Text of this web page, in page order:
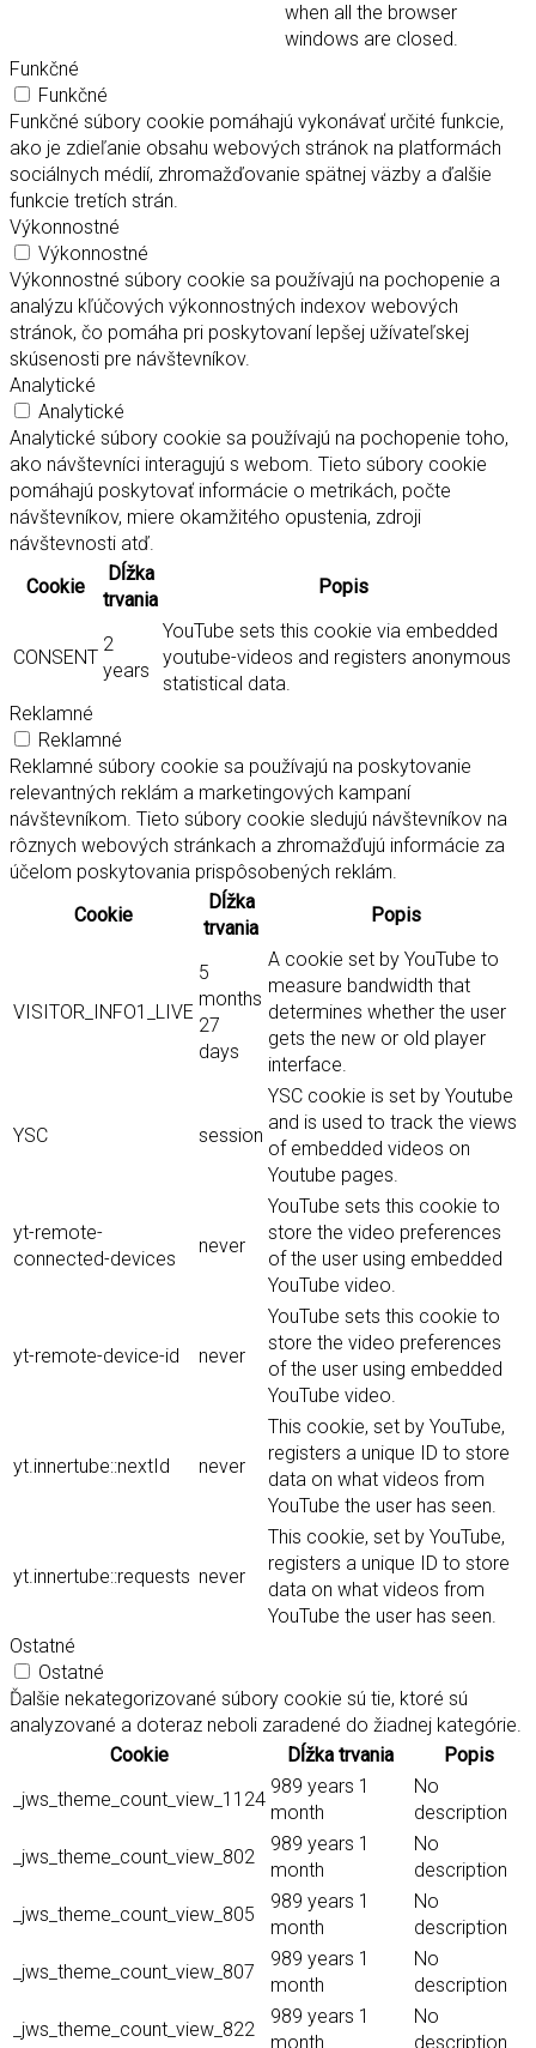
when all the browser
windows are closed.
Funkčné
Funkčné
Funkčné súbory cookie pomáhajú vykonávať určité funkcie,
ako je zdieľanie obsahu webových stránok na platformách
sociálnych médií, zhromažďovanie spätnej väzby a ďalšie
funkcie tretích strán.
Výkonnostné
Výkonnostné
Výkonnostné súbory cookie sa používajú na pochopenie a
analýzu kľúčových výkonnostných indexov webových
stránok, čo pomáha pri poskytovaní lepšej užívateľskej
skúsenosti pre návštevníkov.
Analytické
Analytické
Analytické súbory cookie sa používajú na pochopenie toho,
ako návštevníci interagujú s webom. Tieto súbory cookie
pomáhajú poskytovať informácie o metrikách, počte
návštevníkov, miere okamžitého opustenia, zdroji
návštevnosti atď.
Cookie
Dĺžka
trvania
Popis
CONSENT
2
years
YouTube sets this cookie via embedded
youtube-videos and registers anonymous
statistical data.
Reklamné
Reklamné
Reklamné súbory cookie sa používajú na poskytovanie
relevantných reklám a marketingových kampaní
návštevníkom. Tieto súbory cookie sledujú návštevníkov na
rôznych webových stránkach a zhromažďujú informácie za
účelom poskytovania prispôsobených reklám.
Cookie
Dĺžka
trvania
Popis
VISITOR_INFO1_LIVE
5
months
27
days
A cookie set by YouTube to
measure bandwidth that
determines whether the user
gets the new or old player
interface.
YSC session
YSC cookie is set by Youtube
and is used to track the views
of embedded videos on
Youtube pages.
yt-remote-
connected-devices
never
YouTube sets this cookie to
store the video preferences
of the user using embedded
YouTube video.
yt-remote-device-id never
YouTube sets this cookie to
store the video preferences
of the user using embedded
YouTube video.
yt.innertube::nextId never
This cookie, set by YouTube,
registers a unique ID to store
data on what videos from
YouTube the user has seen.
yt.innertube::requests never
This cookie, set by YouTube,
registers a unique ID to store
data on what videos from
YouTube the user has seen.
Ostatné
Ostatné
Ďalšie nekategorizované súbory cookie sú tie, ktoré sú
analyzované a doteraz neboli zaradené do žiadnej kategórie.
Cookie
Dĺžka trvania
Popis
_jws_theme_count_view_1124
989 years 1
month
No
description
_jws_theme_count_view_802
989 years 1
month
No
description
_jws_theme_count_view_805
989 years 1
month
No
description
_jws_theme_count_view_807
989 years 1
month
No
description
_jws_theme_count_view_822
989 years 1
month
No
description